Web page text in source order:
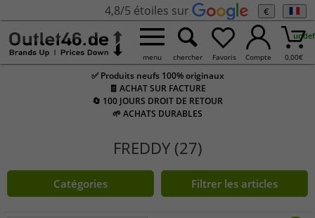
4,8/5 étoiles sur €
menu chercher Favoris Compte 0,00€
✅ Produits neufs 100% originaux
🧾 ACHAT SUR FACTURE
🔄 100 JOURS DROIT DE RETOUR
🌱 ACHATS DURABLES
FREDDY (27)
Catégories Filtrer les articles